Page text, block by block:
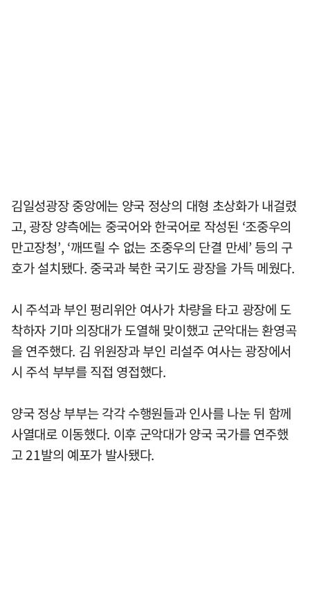
김일성광장 중앙에는 양국 정상의 대형 초상화가 내걸렸
고, 광장 양측에는 중국어와 한국어로 작성된 ‘조중우의
만고장청’, ‘깨뜨릴 수 없는 조중우의 단결 만세’ 등의 구
호가 설치됐다. 중국과 북한 국기도 광장을 가득 메웠다.
시 주석과 부인 펑리위안 여사가 차량을 타고 광장에 도
착하자 기마 의장대가 도열해 맞이했고 군악대는 환영곡
을 연주했다. 김 위원장과 부인 리설주 여사는 광장에서
시 주석 부부를 직접 영접했다.
양국 정상 부부는 각각 수행원들과 인사를 나눈 뒤 함께
사열대로 이동했다. 이후 군악대가 양국 국가를 연주했
고 21발의 예포가 발사됐다.